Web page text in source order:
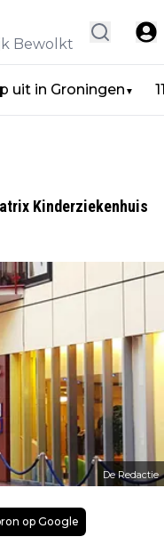
Bewolkt
uit in Groningen ▼
Kinderziekenhuis
De Redactie
op Google